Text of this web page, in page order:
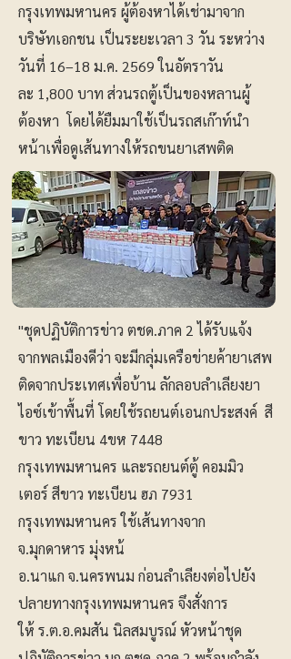
กรุงเทพมหานคร ผู้ต้องหาได้เช่ามาจาก
บริษัทเอกชน เป็นระยะเวลา 3 วัน ระหว่าง
วันที่ 16–18 ม.ค. 2569 ในอัตราวัน
ละ 1,800 บาท ส่วนรถตู้เป็นของหลานผู้
ต้องหา โดยได้ยืมมาใช้เป็นรถสเก๊าท์นำ
หน้าเพื่อดูเส้นทางให้รถขนยาเสพติด
"ชุดปฏิบัติการข่าว ตชด.ภาค 2 ได้รับแจ้ง
จากพลเมืองดีว่า จะมีกลุ่มเครือข่ายค้ายาเสพ
ติดจากประเทศเพื่อบ้าน ลักลอบลำเลียงยา
ไอซ์เข้าพื้นที่ โดยใช้รถยนต์เอนกประสงค์ สี
ขาว ทะเบียน 4ขห 7448
กรุงเทพมหานคร และรถยนต์ตู้ คอมมิว
เตอร์ สีขาว ทะเบียน ฮภ 7931
กรุงเทพมหานคร ใช้เส้นทางจาก
จ.มุกดาหาร มุ่งหน้
อ.นาแก จ.นครพนม ก่อนลำเลียงต่อไปยัง
ปลายทางกรุงเทพมหานคร จึงสั่งการ
ให้ ร.ต.อ.คมสัน นิลสมบูรณ์ หัวหน้าชุด